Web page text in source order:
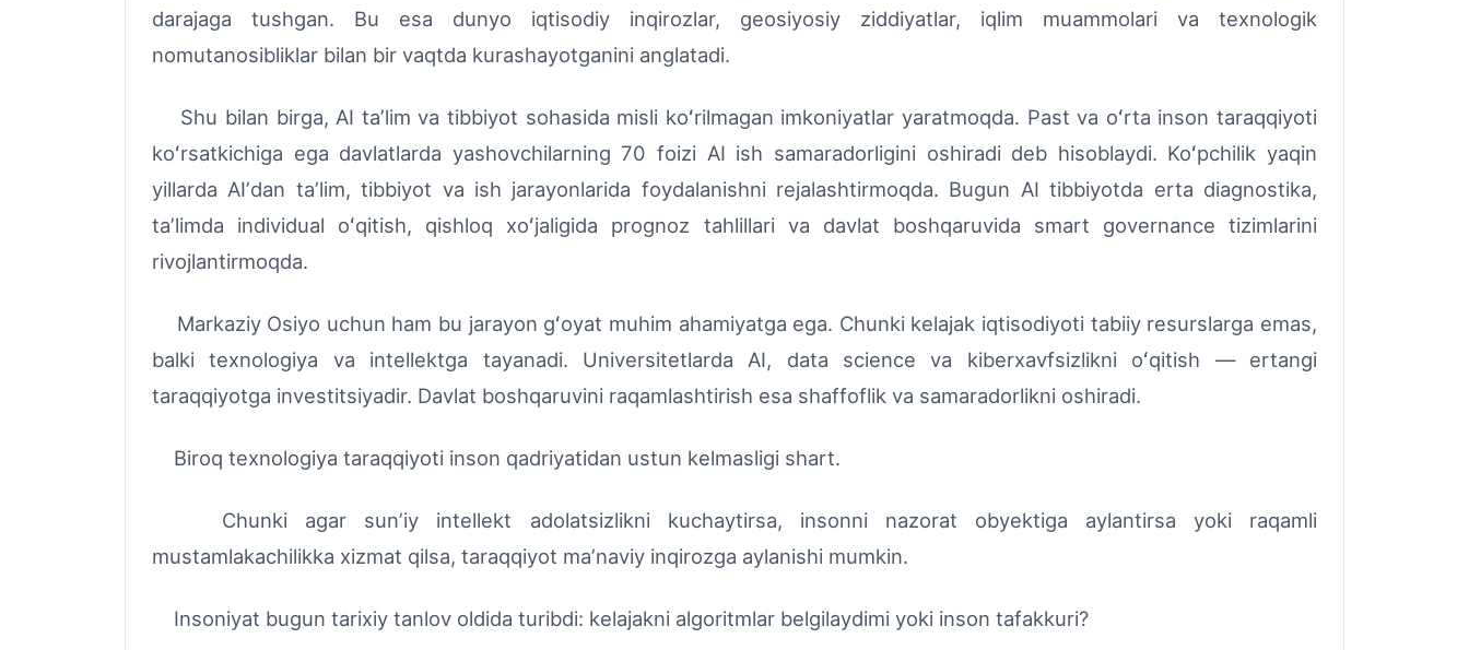
darajaga tushgan. Bu esa dunyo iqtisodiy inqirozlar, geosiyosiy ziddiyatlar, iqlim muammolari va texnologik
nomutanosibliklar bilan bir vaqtda kurashayotganini anglatadi.
Shu bilan birga, AI taʼlim va tibbiyot sohasida misli koʻrilmagan imkoniyatlar yaratmoqda. Past va oʻrta inson taraqqiyoti
koʻrsatkichiga ega davlatlarda yashovchilarning 70 foizi AI ish samaradorligini oshiradi deb hisoblaydi. Koʻpchilik yaqin
yillarda AIʼdan taʼlim, tibbiyot va ish jarayonlarida foydalanishni rejalashtirmoqda. Bugun AI tibbiyotda erta diagnostika,
taʼlimda individual oʻqitish, qishloq xoʻjaligida prognoz tahlillari va davlat boshqaruvida smart governance tizimlarini
rivojlantirmoqda.
Markaziy Osiyo uchun ham bu jarayon gʻoyat muhim ahamiyatga ega. Chunki kelajak iqtisodiyoti tabiiy resurslarga emas,
balki texnologiya va intellektga tayanadi. Universitetlarda AI, data science va kiberxavfsizlikni oʻqitish — ertangi
taraqqiyotga investitsiyadir. Davlat boshqaruvini raqamlashtirish esa shaffoflik va samaradorlikni oshiradi.
Biroq texnologiya taraqqiyoti inson qadriyatidan ustun kelmasligi shart.
Chunki agar sunʼiy intellekt adolatsizlikni kuchaytirsa, insonni nazorat obyektiga aylantirsa yoki raqamli
mustamlakachilikka xizmat qilsa, taraqqiyot maʼnaviy inqirozga aylanishi mumkin.
Insoniyat bugun tarixiy tanlov oldida turibdi: kelajakni algoritmlar belgilaydimi yoki inson tafakkuri?